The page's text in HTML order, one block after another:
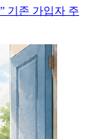
기존 가입자 주